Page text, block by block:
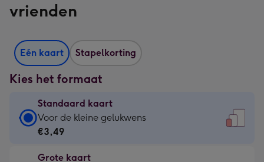
vrienden
Eén kaart Stapelkorting
Kies het formaat
Standaard kaart
Standaard
kaart
€3,49
Voor de kleine gelukwens
€3,49
Grote kaart